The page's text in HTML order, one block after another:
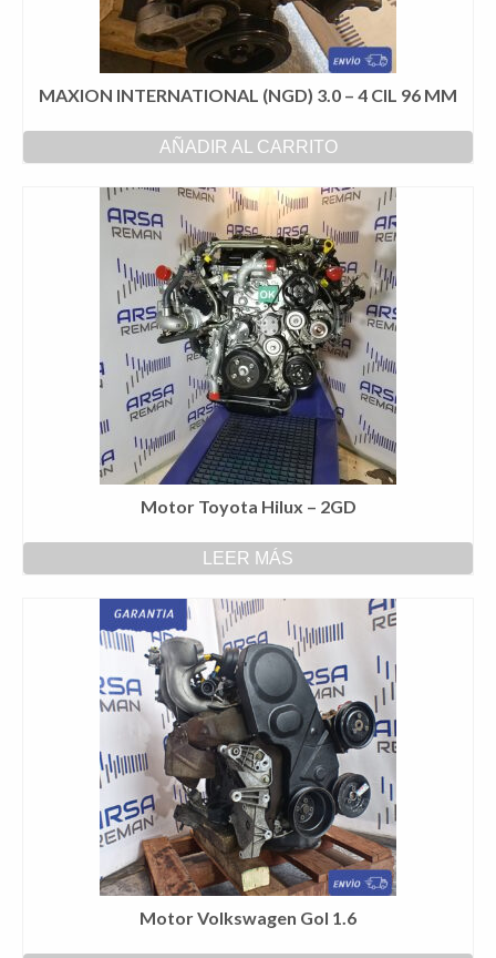
MAXION INTERNATIONAL (NGD) 3.0 – 4 CIL 96 MM
AÑADIR AL CARRITO
Motor Toyota Hilux – 2GD
LEER MÁS
Motor Volkswagen Gol 1.6